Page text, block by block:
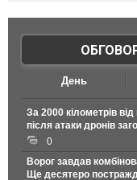
День
За 2000 кілометрів
після атаки дронів
0
Ворог завдав
Ще десятеро